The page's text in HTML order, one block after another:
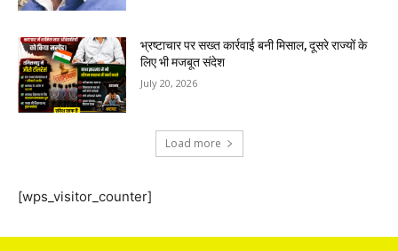
भ्रष्टाचार पर सख्त कार्रवाई बनी मिसाल, दूसरे राज्यों के
लिए भी मजबूत संदेश
July 20, 2026
Load more
[wps_visitor_counter]